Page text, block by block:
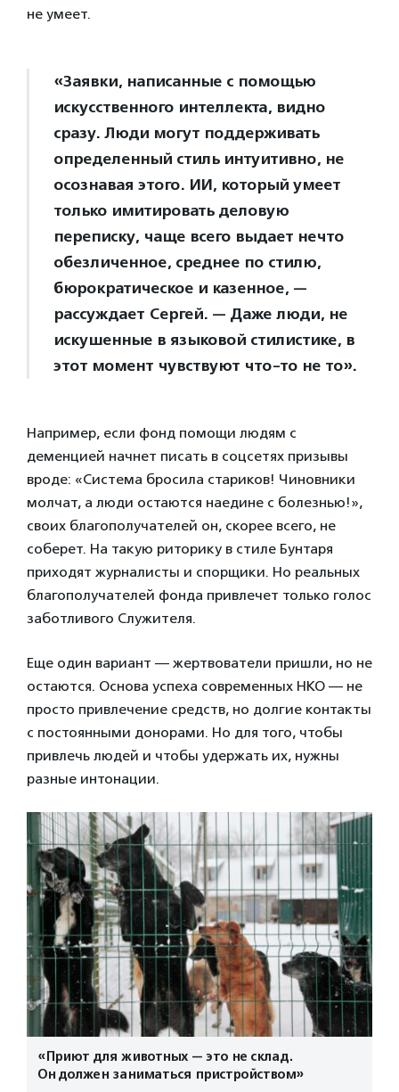
не умеет.
«Заявки, написанные с помощью
искусственного интеллекта, видно
сразу. Люди могут поддерживать
определенный стиль интуитивно, не
осознавая этого. ИИ, который умеет
только имитировать деловую
переписку, чаще всего выдает нечто
обезличенное, среднее по стилю,
бюрократическое и казенное, —
рассуждает Сергей. — Даже люди, не
искушенные в языковой стилистике, в
этот момент чувствуют что-то не то».
Например, если фонд помощи людям с
деменцией начнет писать в соцсетях призывы
вроде: «Система бросила стариков! Чиновники
молчат, а люди остаются наедине с болезнью!»,
своих благополучателей он, скорее всего, не
соберет. На такую риторику в стиле Бунтаря
приходят журналисты и спорщики. Но реальных
благополучателей фонда привлечет только голос
заботливого Служителя.
Еще один вариант — жертвователи пришли, но не
остаются. Основа успеха современных НКО — не
просто привлечение средств, но долгие контакты
с постоянными донорами. Но для того, чтобы
привлечь людей и чтобы удержать их, нужны
разные интонации.
«Приют для животных — это не склад.
Он должен заниматься пристройством»